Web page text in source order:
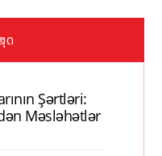
ດ
Şərtləri:
Məsləhətlər